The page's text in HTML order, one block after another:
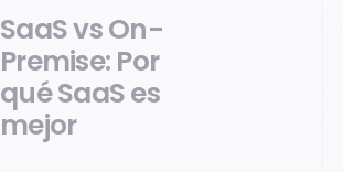
SaaS vs On-
Premise: Por
qué SaaS es
mejor